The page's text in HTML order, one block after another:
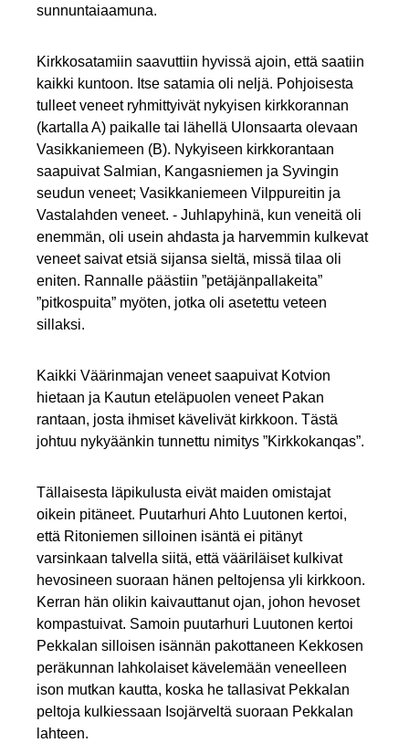
sunnuntaiaamuna.
Kirkkosatamiin saavuttiin hyvissä ajoin, että saatiin
kaikki kuntoon. Itse satamia oli neljä. Pohjoisesta
tulleet veneet ryhmittyivät nykyisen kirkkorannan
(kartalla A) paikalle tai lähellä Ulonsaarta olevaan
Vasikkaniemeen (B). Nykyiseen kirkkorantaan
saapuivat Salmian, Kangasniemen ja Syvingin
seudun veneet; Vasikkaniemeen Vilppureitin ja
Vastalahden veneet. - Juhlapyhinä, kun veneitä oli
enemmän, oli usein ahdasta ja harvemmin kulkevat
veneet saivat etsiä sijansa sieltä, missä tilaa oli
eniten. Rannalle päästiin ”petäjänpallakeita”
”pitkospuita” myöten, jotka oli asetettu veteen
sillaksi.
Kaikki Väärinmajan veneet saapuivat Kotvion
hietaan ja Kautun eteläpuolen veneet Pakan
rantaan, josta ihmiset kävelivät kirkkoon. Tästä
johtuu nykyäänkin tunnettu nimitys ”Kirkkokanqas”.
Tällaisesta läpikulusta eivät maiden omistajat
oikein pitäneet. Puutarhuri Ahto Luutonen kertoi,
että Ritoniemen silloinen isäntä ei pitänyt
varsinkaan talvella siitä, että vääriläiset kulkivat
hevosineen suoraan hänen peltojensa yli kirkkoon.
Kerran hän olikin kaivauttanut ojan, johon hevoset
kompastuivat. Samoin puutarhuri Luutonen kertoi
Pekkalan silloisen isännän pakottaneen Kekkosen
peräkunnan lahkolaiset kävelemään veneelleen
ison mutkan kautta, koska he tallasivat Pekkalan
peltoja kulkiessaan Isojärveltä suoraan Pekkalan
lahteen.